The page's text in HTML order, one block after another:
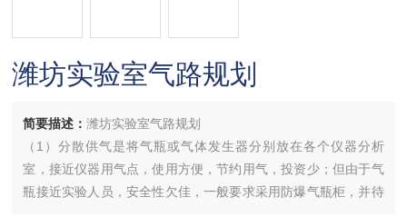
潍坊实验室气路规划
简要描述：​潍坊实验室气路规划
（1）分散供气是将气瓶或气体发生器分别放在各个仪器分析
室，接近仪器用气点，使用方便，节约用气，投资少；但由于气
瓶接近实验人员，安全性欠佳，一般要求采用防爆气瓶柜，并待